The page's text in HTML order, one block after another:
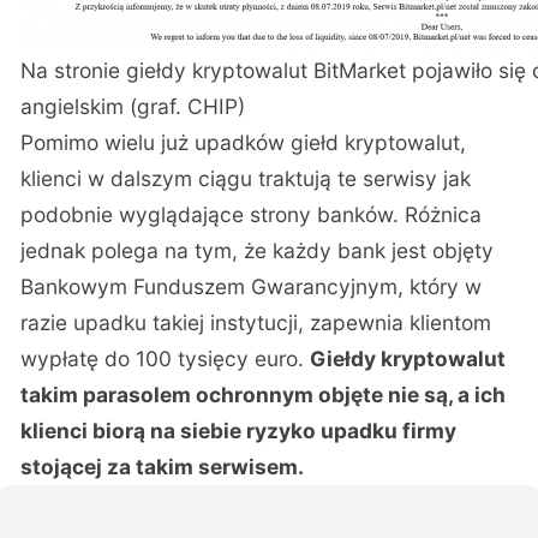
Na stronie giełdy kryptowalut BitMarket pojawiło
angielskim (graf. CHIP)
Pomimo wielu już upadków giełd kryptowalut,
klienci w dalszym ciągu traktują te serwisy jak
podobnie wyglądające strony banków. Różnica
jednak polega na tym, że każdy bank jest objęty
Bankowym Funduszem Gwarancyjnym, który w
razie upadku takiej instytucji, zapewnia klientom
wypłatę do 100 tysięcy euro. Giełdy kryptowalut
takim parasolem ochronnym objęte nie są, a ich
klienci biorą na siebie ryzyko upadku firmy
stojącej za takim serwisem.